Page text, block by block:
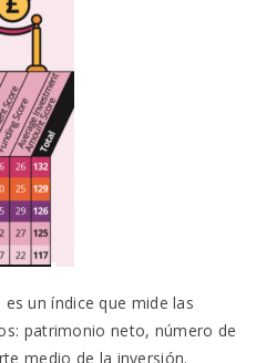
un índice que mide las
patrimonio neto, número de
medio de la inversión.